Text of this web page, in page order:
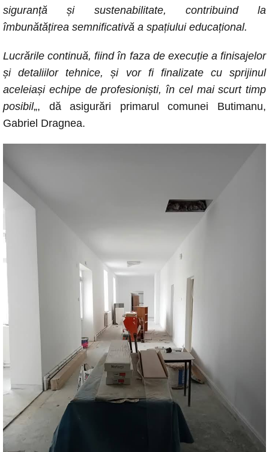
siguranță și sustenabilitate, contribuind la
îmbunătățirea semnificativă a spațiului educațional.
Lucrările continuă, fiind în faza de execuție a finisajelor
și detaliilor tehnice, și vor fi finalizate cu sprijinul
aceleiași echipe de profesioniști, în cel mai scurt timp
posibil„, dă asigurări primarul comunei Butimanu,
Gabriel Dragnea.